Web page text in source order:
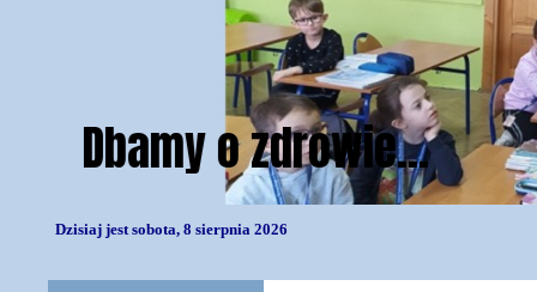
Dzisiaj jest sobota, 8 sierpnia 2026